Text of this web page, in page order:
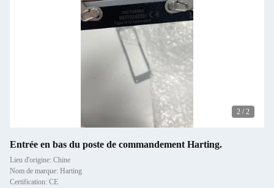
2 / 2
Entrée en bas du poste de commandement Harting.
Lieu d'origine: Chine
Nom de marque: Harting
Certification: CE